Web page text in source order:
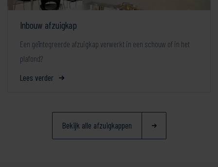
Inbouw afzuigkap
Een geïntegreerde afzuigkap verwerkt in een schouw of in het
plafond?
Lees verder
Bekijk alle afzuigkappen